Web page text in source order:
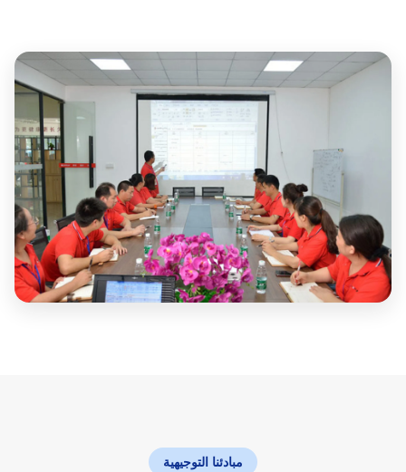
مبادئنا التوجيهية